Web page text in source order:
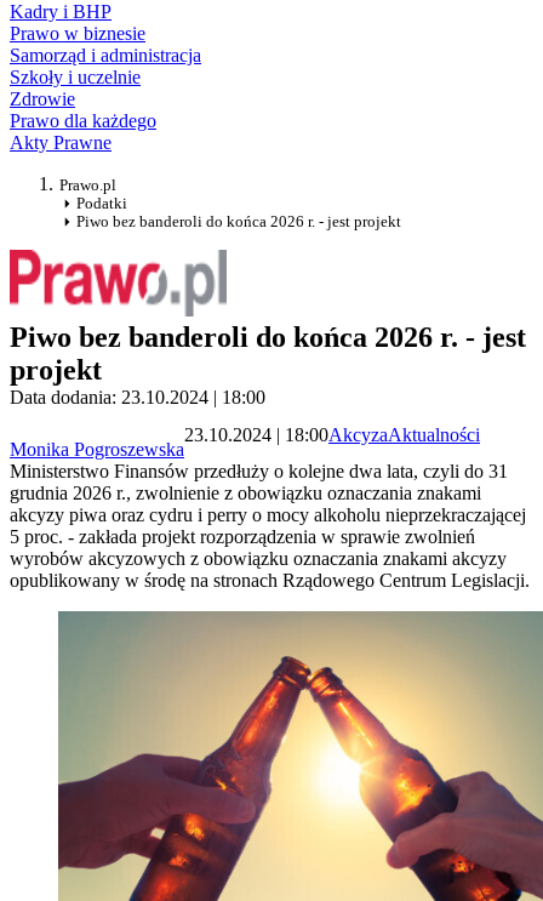
Kadry i BHP
Prawo w biznesie
Samorząd i administracja
Szkoły i uczelnie
Zdrowie
Prawo dla każdego
Akty Prawne
Prawo.pl
Podatki
Piwo bez banderoli do końca 2026 r. - jest projekt
Piwo bez banderoli do końca 2026 r. - jest
projekt
Data dodania: 23.10.2024 | 18:00
Monika Pogroszewska
23.10.2024 | 18:00AkcyzaAktualności
Ministerstwo Finansów przedłuży o kolejne dwa lata, czyli do 31
grudnia 2026 r., zwolnienie z obowiązku oznaczania znakami
akcyzy piwa oraz cydru i perry o mocy alkoholu nieprzekraczającej
5 proc. - zakłada projekt rozporządzenia w sprawie zwolnień
wyrobów akcyzowych z obowiązku oznaczania znakami akcyzy
opublikowany w środę na stronach Rządowego Centrum Legislacji.